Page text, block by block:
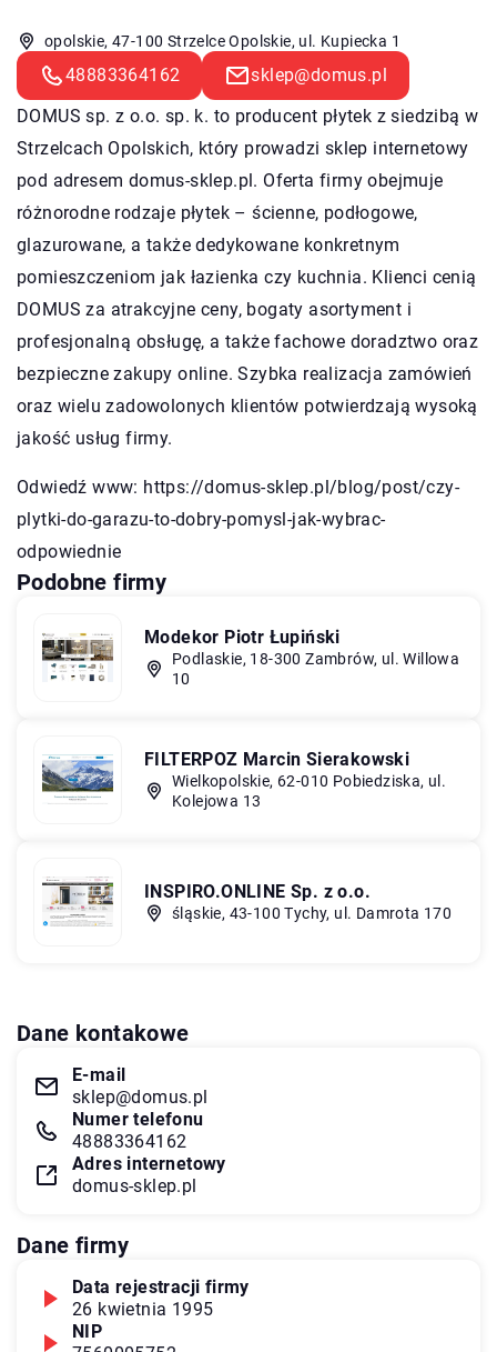
opolskie, 47-100 Strzelce Opolskie, ul. Kupiecka 1
48883364162
sklep@domus.pl
DOMUS sp. z o.o. sp. k. to producent płytek z siedzibą w
Strzelcach Opolskich, który prowadzi sklep internetowy
pod adresem domus-sklep.pl. Oferta firmy obejmuje
różnorodne rodzaje płytek – ścienne, podłogowe,
glazurowane, a także dedykowane konkretnym
pomieszczeniom jak łazienka czy kuchnia. Klienci cenią
DOMUS za atrakcyjne ceny, bogaty asortyment i
profesjonalną obsługę, a także fachowe doradztwo oraz
bezpieczne zakupy online. Szybka realizacja zamówień
oraz wielu zadowolonych klientów potwierdzają wysoką
jakość usług firmy.
Odwiedź www: https://domus-sklep.pl/blog/post/czy-
plytki-do-garazu-to-dobry-pomysl-jak-wybrac-
odpowiednie
Podobne firmy
Modekor Piotr Łupiński
Podlaskie, 18-300 Zambrów, ul. Willowa
10
FILTERPOZ Marcin Sierakowski
Wielkopolskie, 62-010 Pobiedziska, ul.
Kolejowa 13
INSPIRO.ONLINE Sp. z o.o.
śląskie, 43-100 Tychy, ul. Damrota 170
Dane kontakowe
E-mail
sklep@domus.pl
Numer telefonu
48883364162
Adres internetowy
domus-sklep.pl
Dane firmy
Data rejestracji firmy
26 kwietnia 1995
NIP